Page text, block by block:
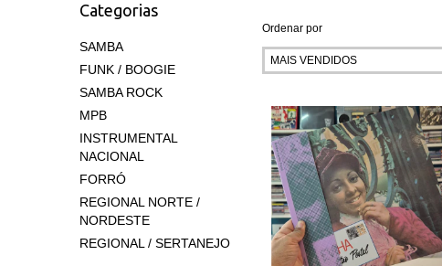
Categorias
SAMBA
FUNK / BOOGIE
SAMBA ROCK
MPB
INSTRUMENTAL
NACIONAL
FORRÓ
REGIONAL NORTE /
NORDESTE
REGIONAL / SERTANEJO
Ordenar por